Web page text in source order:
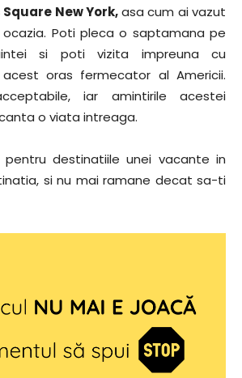
Square New York,asa cum ai vazut
Poti pleca o saptamana pe
si poti vizita impreuna cu
oras fermecator al Americii.
iar amintirile acestei
o viata intreaga.
destinatiile unei vacante in
si nu mai ramane decat sa-ti